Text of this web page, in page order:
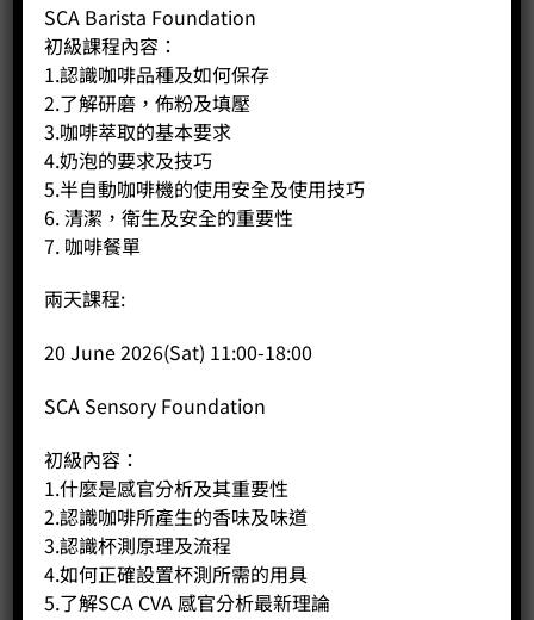
分類：咖啡課程,SCA CVA (Coffee Value Assessment) for Cuppers
商品說明
評價 (0)
課程內容：
本課程旨在深入介紹咖啡價值評估（CVA）系統，涵蓋以下主
題：
– CVA 介紹：了解咖啡價值評估的基本概念與原則。
– 15 分強度量表*：學習如何使用強度量表進行評估。
– 描述性評估參照物：建立並使用描述性評估的標準。
– CATA 描述性評估應用：掌握 CATA 描述性表單的使用。
– 9 分情感性量表：探索情感性量表的應用及其在杯測中的重
要性。
– 情感性杯測：進行情感性杯測以提升品鑑技巧。
– 外在評估：學習香氣類型的分類及其在評估中的應用。
相關商品
SCA Barista Foundation
初級課程內容：
1.認識咖啡品種及如何保存
2.了解研磨，佈粉及填壓
3.咖啡萃取的基本要求
4.奶泡的要求及技巧
5.半自動咖啡機的使用安全及使用技巧
6. 清潔，衛生及安全的重要性
7. 咖啡餐單
兩天課程:
20 June 2026(Sat) 11:00-18:00
SCA Sensory Foundation
初級內容：
1.什麼是感官分析及其重要性
2.認識咖啡所產生的香味及味道
3.認識杯測原理及流程
4.如何正確設置杯測所需的用具
5.了解SCA CVA 感官分析最新理論